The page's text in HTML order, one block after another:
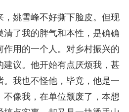
，姚雪峰不好撕下脸皮。但现
清了我的脾气和本性，是确确
作用的一个人。对乡村振兴的
建议。他开始有点厌烦我，甚
。我也不怪他，毕竟，他是一
不像我，在单位颓废了，本想